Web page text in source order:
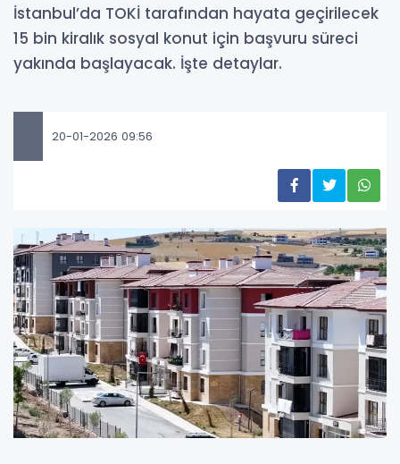
İstanbul’da TOKİ tarafından hayata geçirilecek
15 bin kiralık sosyal konut için başvuru süreci
yakında başlayacak. İşte detaylar.
20-01-2026 09:56